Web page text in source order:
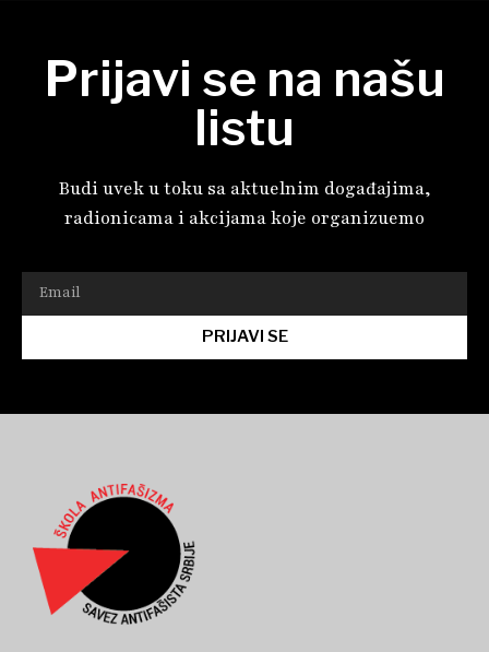
Prijavi se na našu
listu
Budi uvek u toku sa aktuelnim događajima,
radionicama i akcijama koje organizuemo
PRIJAVI SE